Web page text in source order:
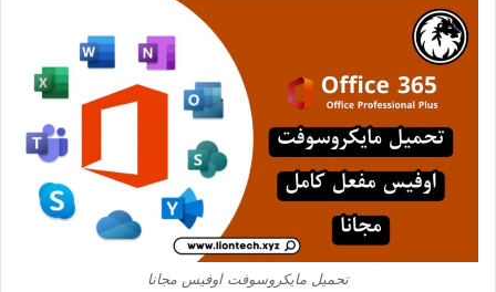
تحميل مايكروسوفت اوفيس مجانا